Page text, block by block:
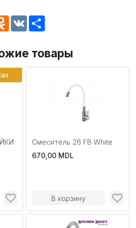
Odnoklassniki
VK
товары
Смеситель 26 FB White
670,00 MDL
В корзину